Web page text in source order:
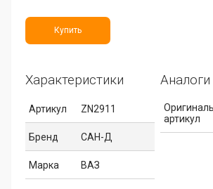
Купить
Характеристики
Артикул ZN2911
Бренд САН-Д
Марка ВАЗ
Аналоги
артикул